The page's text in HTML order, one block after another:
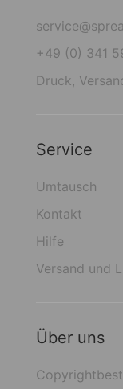
+49 (0) 341
Druck,
Service
Umtausch
Kontakt
Hilfe
Versand und
Über uns